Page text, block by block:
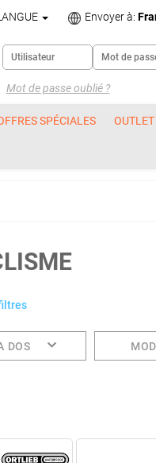
Envoyer à:
Mot de passe oublié ?
SPÉCIALES OUTLET
DOS